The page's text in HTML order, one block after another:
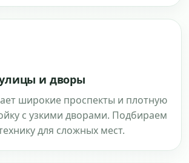
и дворы
широкие проспекты и плотную
с узкими дворами. Подбираем
для сложных мест.